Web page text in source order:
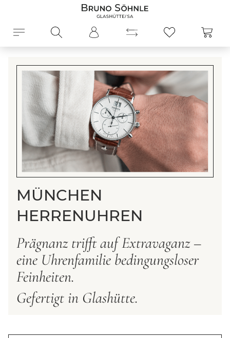
MÜNCHEN
HERRENUHREN
Prägnanz trifft auf Extravaganz –
eine Uhrenfamilie bedingungsloser
Feinheiten.
Gefertigt in Glashütte.